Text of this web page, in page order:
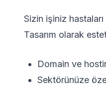
Sizin işiniz
Tasarım olarak
Domain ve
Sektörünüze